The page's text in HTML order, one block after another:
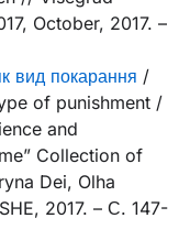
October, 2017. –
вид покарання /
of punishment /
and
Collection of
Dei, Olha
2017. – С. 147-